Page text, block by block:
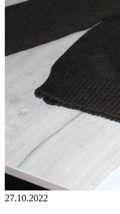
27.10.2022